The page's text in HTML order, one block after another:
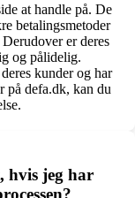
at handle på. De
betalingsmetoder
er deres
og pålidelig.
kunder og har
på defa.dk, kan du
hvis jeg har